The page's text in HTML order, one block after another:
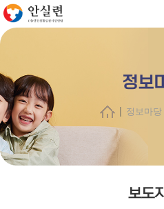
정보
| 정보마당
보도